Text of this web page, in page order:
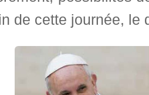
de cette journée, le